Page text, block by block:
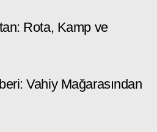
Rota, Kamp ve
Vahiy Mağarasından